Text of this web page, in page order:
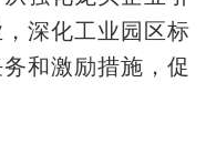
深化工业园区标
和激励措施，促